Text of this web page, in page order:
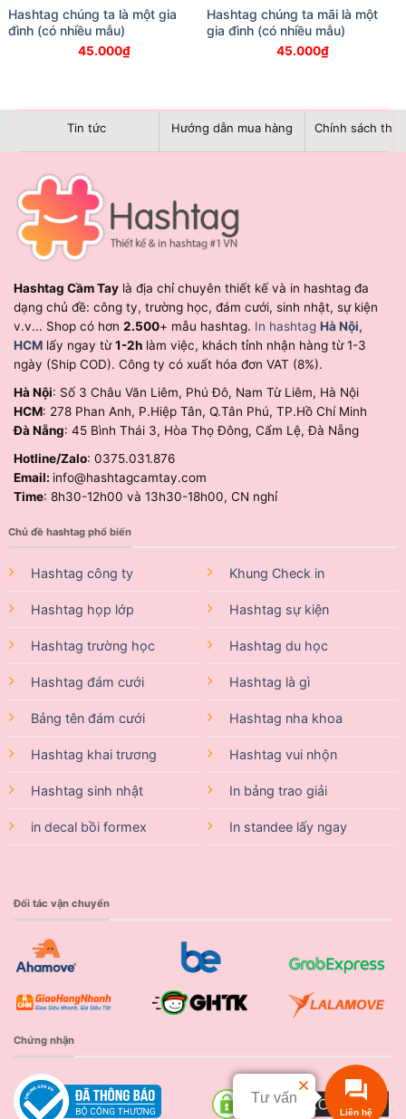
Hashtag chúng ta là một gia
đình (có nhiều mẫu)
45.000₫
Hashtag chúng ta mãi là một
gia đình (có nhiều mẫu)
45.000₫
Tin tức Hướng dẫn mua hàng Chính sách
Hashtag Cầm Tay là địa chỉ chuyên thiết kế và in hashtag đa
dạng chủ đề: công ty, trường học, đám cưới, sinh nhật, sự kiện
v.v... Shop có hơn 2.500+ mẫu hashtag. In hashtag Hà Nội,
HCM lấy ngay từ1-2h làm việc, khách tỉnh nhận hàng từ 1-3
ngày (Ship COD). Công ty có xuất hóa đơn VAT (8%).
Hà Nội: Số 3 Châu Văn Liêm, Phú Đô, Nam Từ Liêm, Hà Nội
HCM: 278 Phan Anh, P.Hiệp Tân, Q.Tân Phú, TP.Hồ Chí Minh
Đà Nẵng: 45 Bình Thái 3, Hòa Thọ Đông, Cẩm Lệ, Đà Nẵng
Hotline/Zalo: 0375.031.876
Email: info@hashtagcamtay.com
Time: 8h30-12h00 và 13h30-18h00, CN nghỉ
Chủ đề hashtag phổ biến
Hashtag công ty
Hashtag họp lớp
Hashtag trường học
Hashtag đám cưới
Bảng tên đám cưới
Hashtag khai trương
Hashtag sinh nhật
in decal bồi formex
Khung Check in
Hashtag sự kiện
Hashtag du học
Hashtag là gì
Hashtag nha khoa
Hashtag vui nhộn
In bảng trao giải
In standee lấy ngay
Đối tác vận chuyển
Chứng nhận
Liên hệ
Tư vấn